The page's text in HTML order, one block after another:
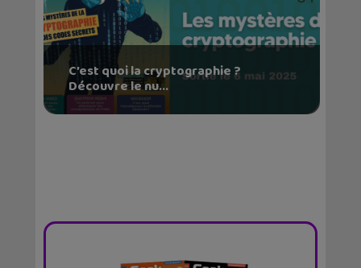
C’est quoi la cryptographie ?
Découvre le nu...